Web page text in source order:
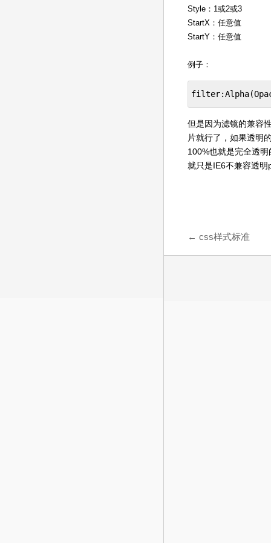
Style：1或2或3
StartX：任意值
StartY：任意值
例子：
但是因为滤镜的兼容
片就行了，如果透明
100%也就是完全透
就只是IE6不兼容透明
← css样式标准